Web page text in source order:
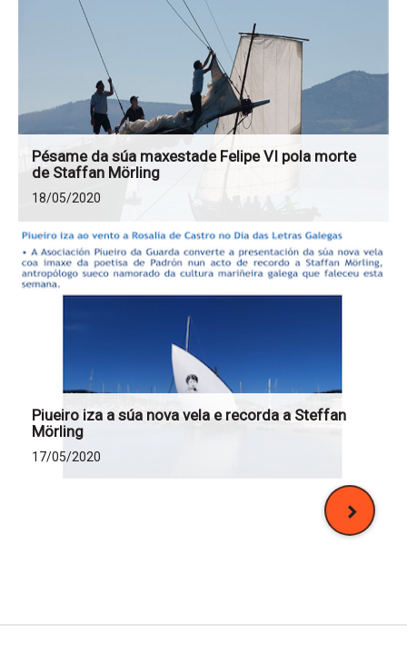
Pésame da súa maxestade Felipe VI pola morte
de Staffan Mörling
18/05/2020
Piueiro iza a súa nova vela e recorda a Steffan
Mörling
17/05/2020